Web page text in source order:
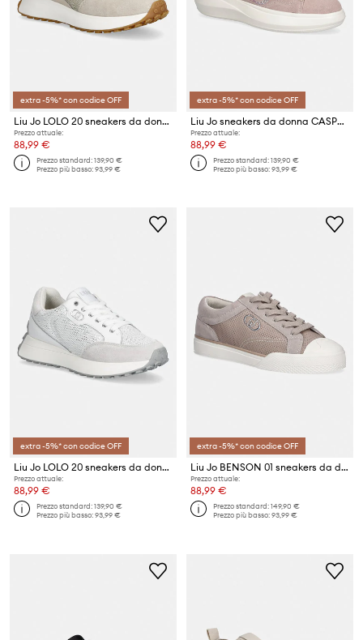
extra -5%* con codice OFF
Liu Jo LOLO 20 sneakers da donna
Prezzo attuale:
88,99 €
Prezzo standard:139,90 €
Prezzo più basso:93,99 €
extra -5%* con codice OFF
Liu Jo sneakers da donna CASPER 01
Prezzo attuale:
88,99 €
Prezzo standard:139,90 €
Prezzo più basso:93,99 €
extra -5%* con codice OFF
Liu Jo LOLO 20 sneakers da donna
Prezzo attuale:
88,99 €
Prezzo standard:139,90 €
Prezzo più basso:93,99 €
extra -5%* con codice OFF
Liu Jo BENSON 01 sneakers da donna
Prezzo attuale:
88,99 €
Prezzo standard:149,90 €
Prezzo più basso:93,99 €